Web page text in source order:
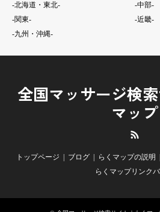
-北海道・東北-
-中部-
-関東-
-近畿-
-九州・沖縄-
全国マッサージ検
マップ
トップページ ブログ らくマップの説明
らくマップリンク